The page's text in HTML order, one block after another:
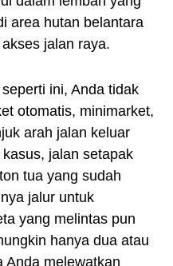
area hutan belantara
jalan raya.
ini, Anda tidak
otomatis, minimarket,
arah jalan keluar
jalan setapak
tua yang sudah
jalur untuk
yang melintas pun
hanya dua atau
Anda melewatkan